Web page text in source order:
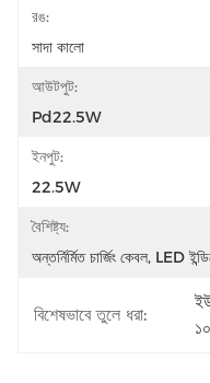
রঙ:
সাদা কালো
আউটপুট:
Pd22.5W
ইনপুট:
22.5W
বৈশিষ্ট্য:
অন্তর্নির্মিত চার্জিং কেবল, LED
বিশেষভাবে তুলে ধরা:
১০